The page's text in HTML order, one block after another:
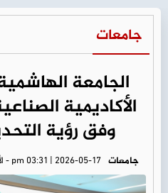
جامعات
الجامعة
الأكاديمية
وفق رؤية
جامعات pm 03:31 | 2026-05-17 - الأحد